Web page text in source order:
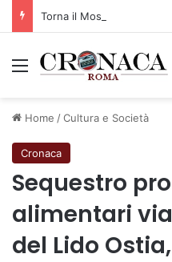
Torna il Moscerine Film
Menu
Home /Cultura e Società
Cronaca
Sequestro
alimentari
del Lido